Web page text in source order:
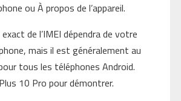
ou À propos de l’appareil.
de l’IMEI dépendra de votre
mais il est généralement au
tous les téléphones Android.
10 Pro pour démontrer.